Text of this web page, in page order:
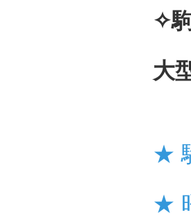
✧
大
★
★